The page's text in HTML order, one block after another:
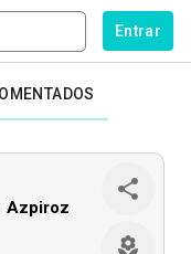
Entrar
Azpiroz